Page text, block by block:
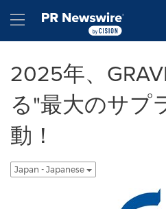
Hamburger menu
2025年、
る"最大のサプ
動！
Japan - Japanese